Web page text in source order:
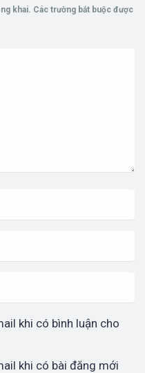
khai. Các trường bắt buộc được
khi có bình luận cho
khi có bài đăng mới